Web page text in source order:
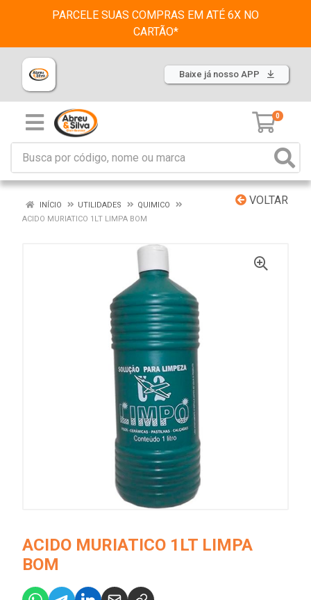
PARCELE SUAS COMPRAS EM ATÉ 6X NO
CARTÃO*
Baixe já nosso APP
0
VOLTAR
INÍCIO UTILIDADES
QUIMICO
ACIDO MURIATICO 1LT LIMPA BOM
ACIDO MURIATICO 1LT LIMPA
BOM